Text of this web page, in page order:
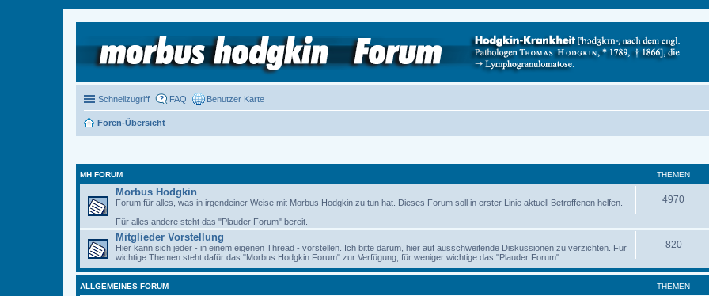
Schnellzugriff FAQ Benutzer Karte
Foren-Übersicht
MH FORUM THEMEN
Morbus Hodgkin
Forum für alles, was in irgendeiner Weise mit Morbus Hodgkin zu tun hat. Dieses Forum soll in erster Linie aktuell Betroffenen helfen.
Für alles andere steht das "Plauder Forum" bereit.
4970
Mitglieder Vorstellung
Hier kann sich jeder - in einem eigenen Thread - vorstellen. Ich bitte darum, hier auf ausschweifende Diskussionen zu verzichten. Für
wichtige Themen steht dafür das "Morbus Hodgkin Forum" zur Verfügung, für weniger wichtige das "Plauder Forum"
820
ALLGEMEINES FORUM THEMEN